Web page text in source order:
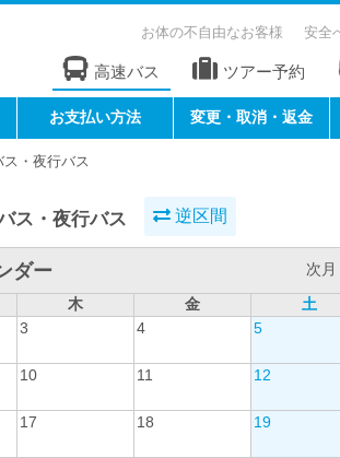
お体の不自由なお客様 安全
高速バス ツアー予約
お支払い方法 変更・取消・返金
・夜行バス
ス・夜行バス 逆区間
ダー
次月
木 金
土
3 4 5
10 11 12
17 18 19